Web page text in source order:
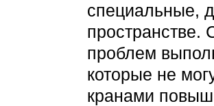
специальные,
проблем
которые не
кранами